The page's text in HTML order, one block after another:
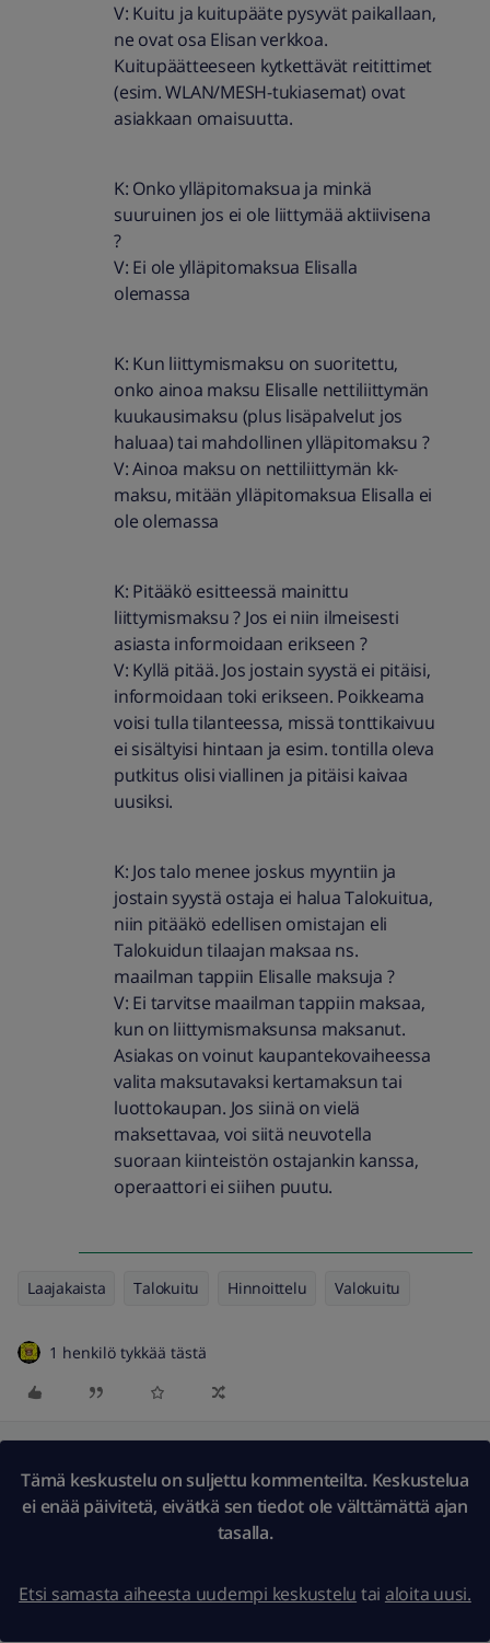
V: Kuitu ja kuitupääte pysyvät paikallaan,
ne ovat osa Elisan verkkoa.
Kuitupäätteeseen kytkettävät reitittimet
(esim. WLAN/MESH-tukiasemat) ovat
asiakkaan omaisuutta.
K: Onko ylläpitomaksua ja minkä
suuruinen jos ei ole liittymää aktiivisena
?
V: Ei ole ylläpitomaksua Elisalla
olemassa
K: Kun liittymismaksu on suoritettu,
onko ainoa maksu Elisalle nettiliittymän
kuukausimaksu (plus lisäpalvelut jos
haluaa) tai mahdollinen ylläpitomaksu ?
V: Ainoa maksu on nettiliittymän kk-
maksu, mitään ylläpitomaksua Elisalla ei
ole olemassa
K: Pitääkö esitteessä mainittu
liittymismaksu ? Jos ei niin ilmeisesti
asiasta informoidaan erikseen ?
V: Kyllä pitää. Jos jostain syystä ei pitäisi,
informoidaan toki erikseen. Poikkeama
voisi tulla tilanteessa, missä tonttikaivuu
ei sisältyisi hintaan ja esim. tontilla oleva
putkitus olisi viallinen ja pitäisi kaivaa
uusiksi.
K: Jos talo menee joskus myyntiin ja
jostain syystä ostaja ei halua Talokuitua,
niin pitääkö edellisen omistajan eli
Talokuidun tilaajan maksaa ns.
maailman tappiin Elisalle maksuja ?
V: Ei tarvitse maailman tappiin maksaa,
kun on liittymismaksunsa maksanut.
Asiakas on voinut kaupantekovaiheessa
valita maksutavaksi kertamaksun tai
luottokaupan. Jos siinä on vielä
maksettavaa, voi siitä neuvotella
suoraan kiinteistön ostajankin kanssa,
operaattori ei siihen puutu.
Laajakaista Talokuitu Hinnoittelu Valokuitu
1 henkilö tykkää tästä
Tämä keskustelu on suljettu kommenteilta. Keskustelua
ei enää päivitetä, eivätkä sen tiedot ole välttämättä ajan
tasalla.
Etsi samasta aiheesta uudempi keskustelu tai aloita uusi.